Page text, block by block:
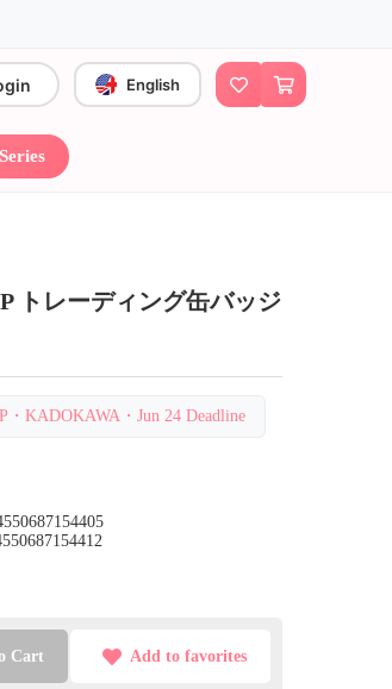
English
トレーディング缶バッジ
・KADOKAWA・Jun 24 Deadline
Cart Add to favorites